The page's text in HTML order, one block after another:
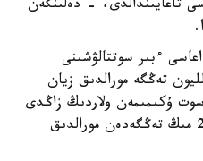
تاعايىندالدى، - دەلىنگەن
ءبىر سوتتالۋشىنى
ال ۇشەۋىنەن 30 ميلليون تەڭگە مورالدىق زيان
ۇكىمىمەن ولاردىڭ زاڭدى
وكىلدەرىنىڭ ءارقايسىسىنان 200 مىڭ تەڭگەدەن مورالدىق